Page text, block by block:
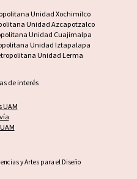
Unidad Xochimilco
Unidad Azcapotzalco
Unidad Cuajimalpa
Unidad Iztapalapa
Unidad Lerma
de interés
UAM
y Artes para el Diseño